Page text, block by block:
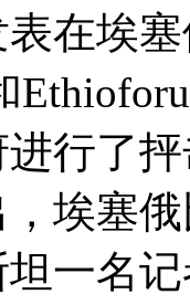
表在埃
行了
，埃塞
一名